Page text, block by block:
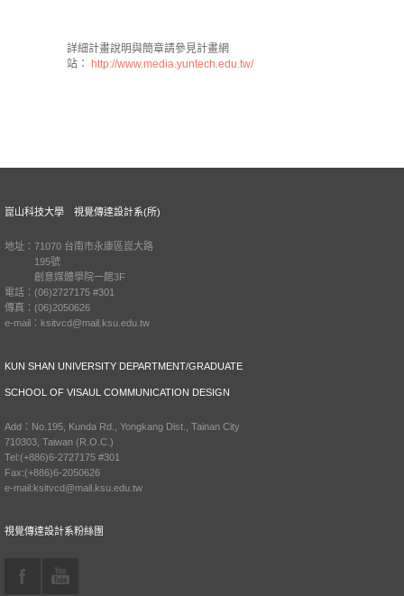
詳細計畫說明與簡章請參見計畫網
站：
http://www.media.yuntech.edu.tw/
崑山科技大學 視覺傳達設計系(所)
地址：71070 台南市永康區崑大路
195號
創意媒體學院一館3F
電話：(06)2727175 #301
傳真：(06)2050626
e-mail：ksitvcd@mail.ksu.edu.tw
KUN SHAN UNIVERSITY DEPARTMENT/GRADUATE
SCHOOL OF VISAUL COMMUNICATION DESIGN
Add：No.195, Kunda Rd., Yongkang Dist., Tainan City
710303, Taiwan (R.O.C.)
Tel:(+886)6-2727175 #301
Fax:(+886)6-2050626
e-mail:ksitvcd@mail.ksu.edu.tw
視覺傳達設計系粉絲團